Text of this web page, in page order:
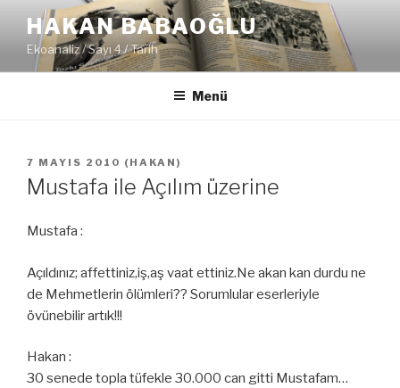
HAKAN BABAOĞLU
Ekoanaliz / Sayı 4 / Tarih
Menü
YAYIM
TARIHI
7 MAYIS 2010 ( HAKAN )
Mustafa ile Açılım üzerine
Mustafa :
Açıldınız; affettiniz,iş,aş vaat ettiniz.Ne akan kan durdu ne
de Mehmetlerin ölümleri?? Sorumlular eserleriyle
övünebilir artık!!!
Hakan :
30 senede topla tüfekle 30.000 can gitti Mustafam…